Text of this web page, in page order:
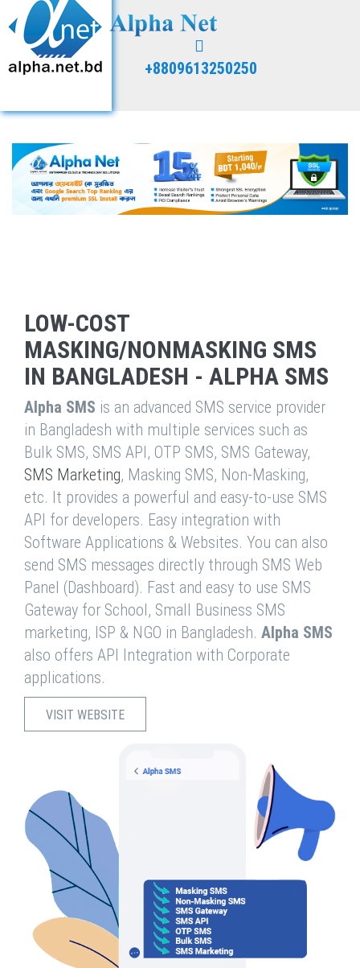
+8809613250250
LOW-COST
MASKING/NONMASKING SMS
IN BANGLADESH - ALPHA SMS
Alpha SMS is an advanced SMS service provider
in Bangladesh with multiple services such as
Bulk SMS, SMS API, OTP SMS, SMS Gateway,
SMS Marketing, Masking SMS, Non-Masking,
etc. It provides a powerful and easy-to-use SMS
API for developers. Easy integration with
Software Applications & Websites. You can also
send SMS messages directly through SMS Web
Panel (Dashboard). Fast and easy to use SMS
Gateway for School, Small Business SMS
marketing, ISP & NGO in Bangladesh. Alpha SMS
also offers API Integration with Corporate
applications.
VISIT WEBSITE